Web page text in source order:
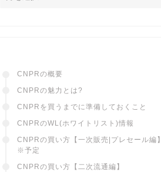
CNPRの概要
CNPRの魅力とは?
CNPRを買うまでに準備しておくこと
CNPRのWL(ホワイトリスト)情報
CNPRの買い方【一次販売|プレセール編】
※予定
CNPRの買い方【二次流通編】